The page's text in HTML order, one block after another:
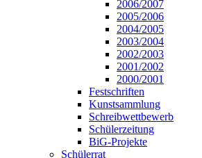
2006/2007
2005/2006
2004/2005
2003/2004
2002/2003
2001/2002
2000/2001
Festschriften
Kunstsammlung
Schreibwettbewerb
Schülerzeitung
BiG-Projekte
Schülerrat